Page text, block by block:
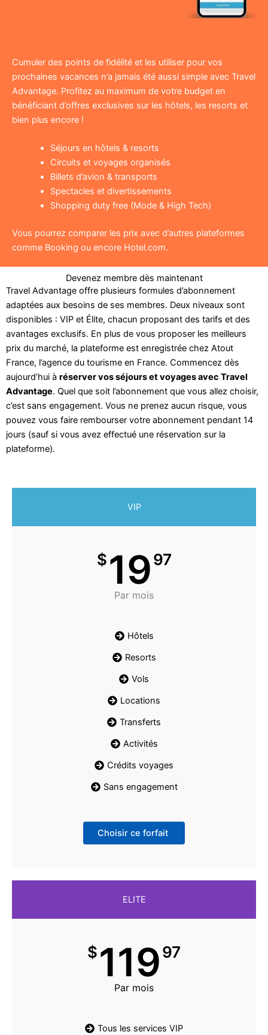
Cumuler des points de fidélité et les utiliser pour vos
prochaines vacances n’a jamais été aussi simple avec Travel
Advantage. Profitez au maximum de votre budget en
bénéficiant d’offres exclusives sur les hôtels, les resorts et
bien plus encore !
Séjours en hôtels & resorts
Circuits et voyages organisés
Billets d’avion & transports
Spectacles et divertissements
Shopping duty free (Mode & High Tech)
Vous pourrez comparer les prix avec d’autres plateformes
comme Booking ou encore Hotel.com.
Devenez membre dès maintenant
Travel Advantage offre plusieurs formules d’abonnement
adaptées aux besoins de ses membres. Deux niveaux sont
disponibles : VIP et Élite, chacun proposant des tarifs et des
avantages exclusifs. En plus de vous proposer les meilleurs
prix du marché, la plateforme est enregistrée chez Atout
France, l’agence du tourisme en France. Commencez dès
aujourd’hui à réserver vos séjours et voyages avec Travel
Advantage. Quel que soit l’abonnement que vous allez choisir,
c’est sans engagement. Vous ne prenez aucun risque, vous
pouvez vous faire rembourser votre abonnement pendant 14
jours (sauf si vous avez effectué une réservation sur la
plateforme).
VIP
$1997
Par mois
Hôtels
Resorts
Vols
Locations
Transferts
Activités
Crédits voyages
Sans engagement
Choisir ce forfait
ELITE
$11997
Par mois
Tous les services VIP